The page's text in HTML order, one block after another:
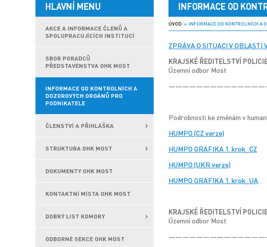
HLAVNÍ MENU
AKCE A INFORMACE ČLENŮ A
SPOLUPRACUJÍCÍCH INSTITUCÍ
SBOR PORADCŮ
PŘEDSTAVENSTVA OHK MOST
INFORMACE OD KONTROLNÍCH A
DOZOROVÝCH ORGÁNŮ PRO
PODNIKATELE
ČLENSTVÍ A PŘIHLÁŠKA
STRUKTURA OHK MOST
DOKUMENTY OHK MOST
KONTAKTNÍ MÍSTA OHK MOST
DOBRÝ LIST KOMORY
ODBORNÉ SEKCE OHK MOST
INFORMACE OD
ÚVOD » INFORMACE OD KONTROLNÍCH A
ZPRÁVA O SITUACI V
KRAJSKÉ ŘEDITELSTVÍ
Územní odbor Most
Podrobnosti ke změnám v
HUMPO (CZ verze)
HUMPO GRAFIKA 1. krok_CZ
HUMPO (UKR verze)
HUMPO GRAFIKA 1. krok_UA
KRAJSKÉ ŘEDITELSTVÍ
Územní odbor Most